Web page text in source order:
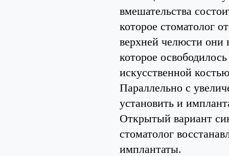
вмешательства
которое стоматолог
верхней челюсти они
которое
искусственной
Параллельно с
установить и
Открытый вариант
стоматолог
имплантаты.